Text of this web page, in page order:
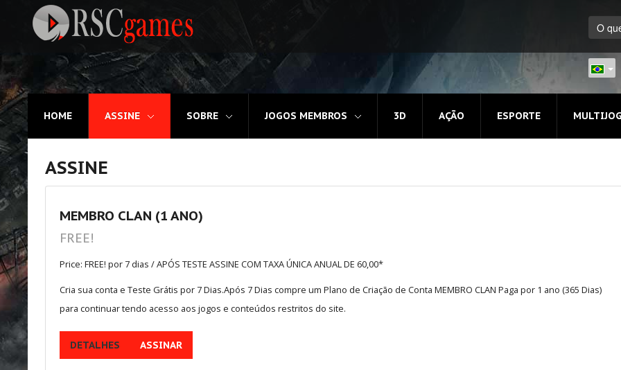
Registre-se
Home
Assine
Sobre
Jogos MEMBROS
3D
Ação
Esporte
Multijogadores
MEMBROS
HOME ASSINE SOBRE JOGOS MEMBROS 3D AÇÃO ESPORTE
ASSINE
MEMBRO CLAN (1 ANO)
FREE!
Price: FREE! por 7 dias / APÓS TESTE ASSINE COM TAXA ÚNICA ANUAL DE 60,00*
Cria sua conta e Teste Grátis por 7 Dias.Após 7 Dias compre um Plano de Criação de Conta MEMBRO CLAN Paga por 1 ano (365 Dias)
para continuar tendo acesso aos jogos e conteúdos restritos do site.
DETALHES ASSINAR